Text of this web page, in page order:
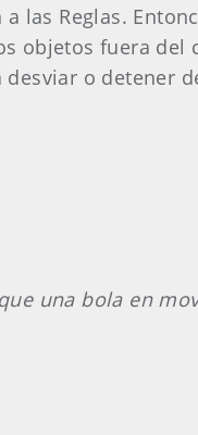
las Reglas.
objetos fuera del
o detener
una bola en